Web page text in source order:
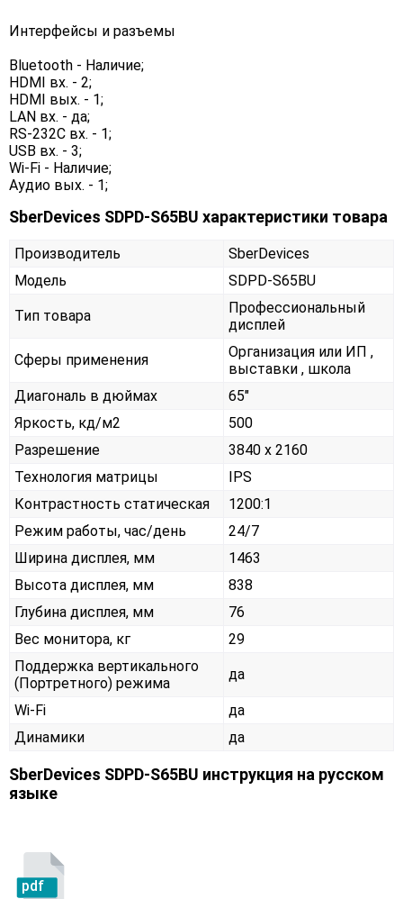
Интерфейсы и разъемы
Bluetooth - Наличие;
HDMI вх. - 2;
HDMI вых. - 1;
LAN вх. - да;
RS-232C вх. - 1;
USB вх. - 3;
Wi-Fi - Наличие;
Аудио вых. - 1;
SberDevices SDPD-S65BU характеристики товара
Производитель
SberDevices
Модель
SDPD-S65BU
Тип товара
Профессиональный
дисплей
Сферы применения
Организация или ИП ,
выставки , школа
Диагональ в дюймах
65"
Яркость, кд/м2
500
Разрешение
3840 x 2160
Технология матрицы
IPS
Контрастность статическая
1200:1
Режим работы, час/день
24/7
Ширина дисплея, мм
1463
Высота дисплея, мм
838
Глубина дисплея, мм
76
Вес монитора, кг
29
Поддержка вертикального
(Портретного) режима
да
Wi-Fi
да
Динамики
да
SberDevices SDPD-S65BU инструкция на русском
языке
pdf